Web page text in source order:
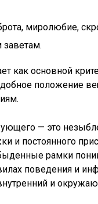
миролюбие,
как основной
положение
— это
и постоянного
рамки
поведения и
и